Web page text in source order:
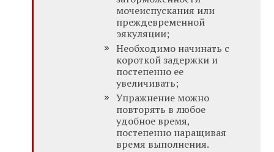
мочеиспускания или
преждевременной
эякуляции;
Необходимо начинать с
короткой задержки и
постепенно ее
увеличивать;
Упражнение можно
повторять в любое
удобное время,
постепенно наращивая
время выполнения.